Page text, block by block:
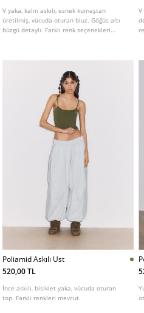
V yaka, kalın askılı, esnek kumaştan
üretilmiş, vücuda oturan bluz. Göğüs altı
büzgü detaylı. Farklı renk seçenekleri
Poliamid Askılı Ust
520,00 TL
İnce askılı, bisiklet yaka, vücuda oturan
top. Farklı renkleri mevcut.